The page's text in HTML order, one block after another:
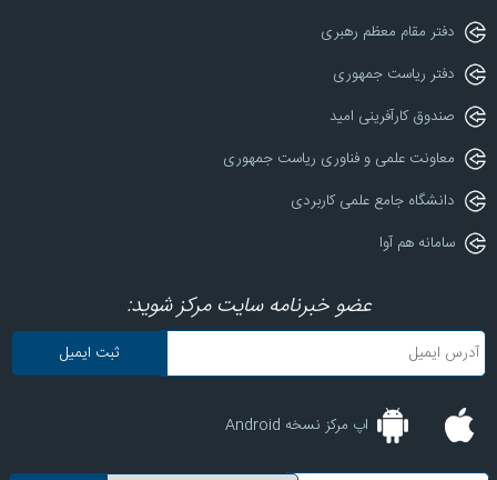
دفتر مقام معظم رهبری
دفتر ریاست جمهوری
صندوق کارآفرینی امید
معاونت علمی و فناوری ریاست جمهوری
دانشگاه جامع علمی کاربردی
سامانه هم آوا
عضو خبرنامه سایت مرکز شوید:
اپ مرکز نسخه Android